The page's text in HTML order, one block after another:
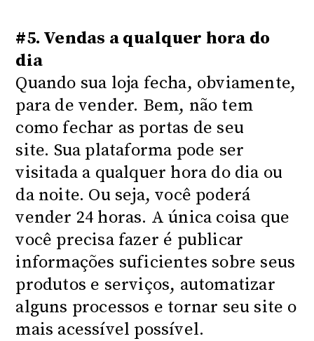
#5. Vendas a qualquer hora do
dia
Quando sua loja fecha, obviamente,
para de vender. Bem, não tem
como fechar as portas de seu
site. Sua plataforma pode ser
visitada a qualquer hora do dia ou
da noite. Ou seja, você poderá
vender 24 horas. A única coisa que
você precisa fazer é publicar
informações suficientes sobre seus
produtos e serviços, automatizar
alguns processos e tornar seu site o
mais acessível possível.